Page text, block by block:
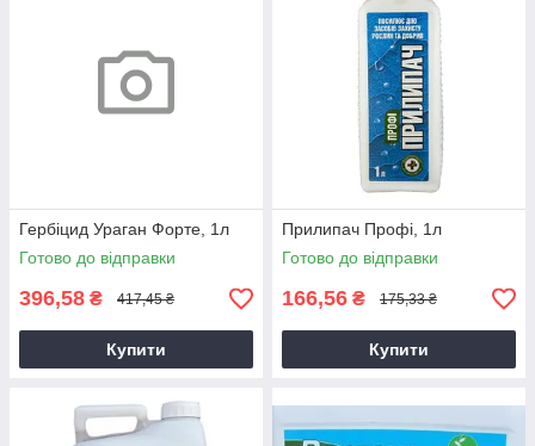
Гербіцид Ураган Форте, 1л
Готово до відправки
396,58 ₴ 417,45 ₴
Купити
Прилипач Профі, 1л
Готово до відправки
166,56 ₴ 175,33 ₴
Купити